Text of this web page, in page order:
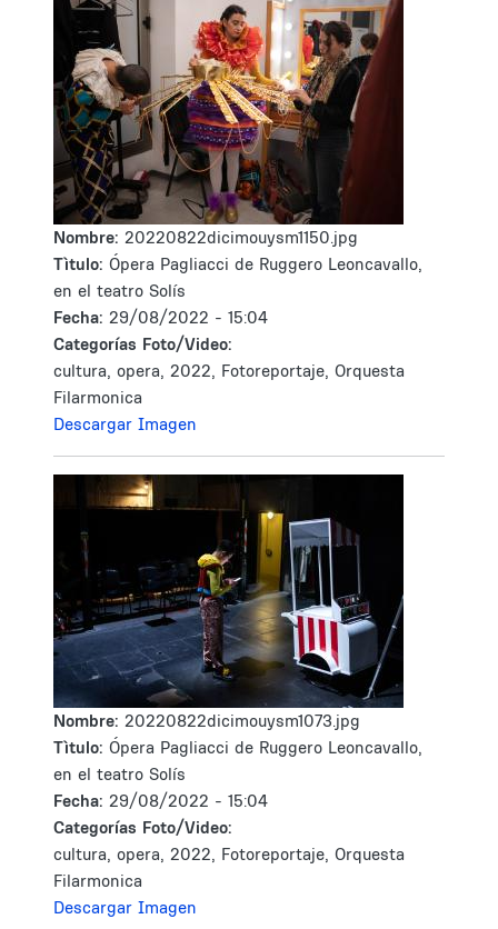
Nombre: 20220822dicimouysm1150.jpg
Tìtulo: Ópera Pagliacci de Ruggero Leoncavallo,
en el teatro Solís
Fecha: 29/08/2022 - 15:04
Categorías Foto/Video:
cultura, opera, 2022, Fotoreportaje, Orquesta
Filarmonica
Descargar Imagen
Nombre: 20220822dicimouysm1073.jpg
Tìtulo: Ópera Pagliacci de Ruggero Leoncavallo,
en el teatro Solís
Fecha: 29/08/2022 - 15:04
Categorías Foto/Video:
cultura, opera, 2022, Fotoreportaje, Orquesta
Filarmonica
Descargar Imagen